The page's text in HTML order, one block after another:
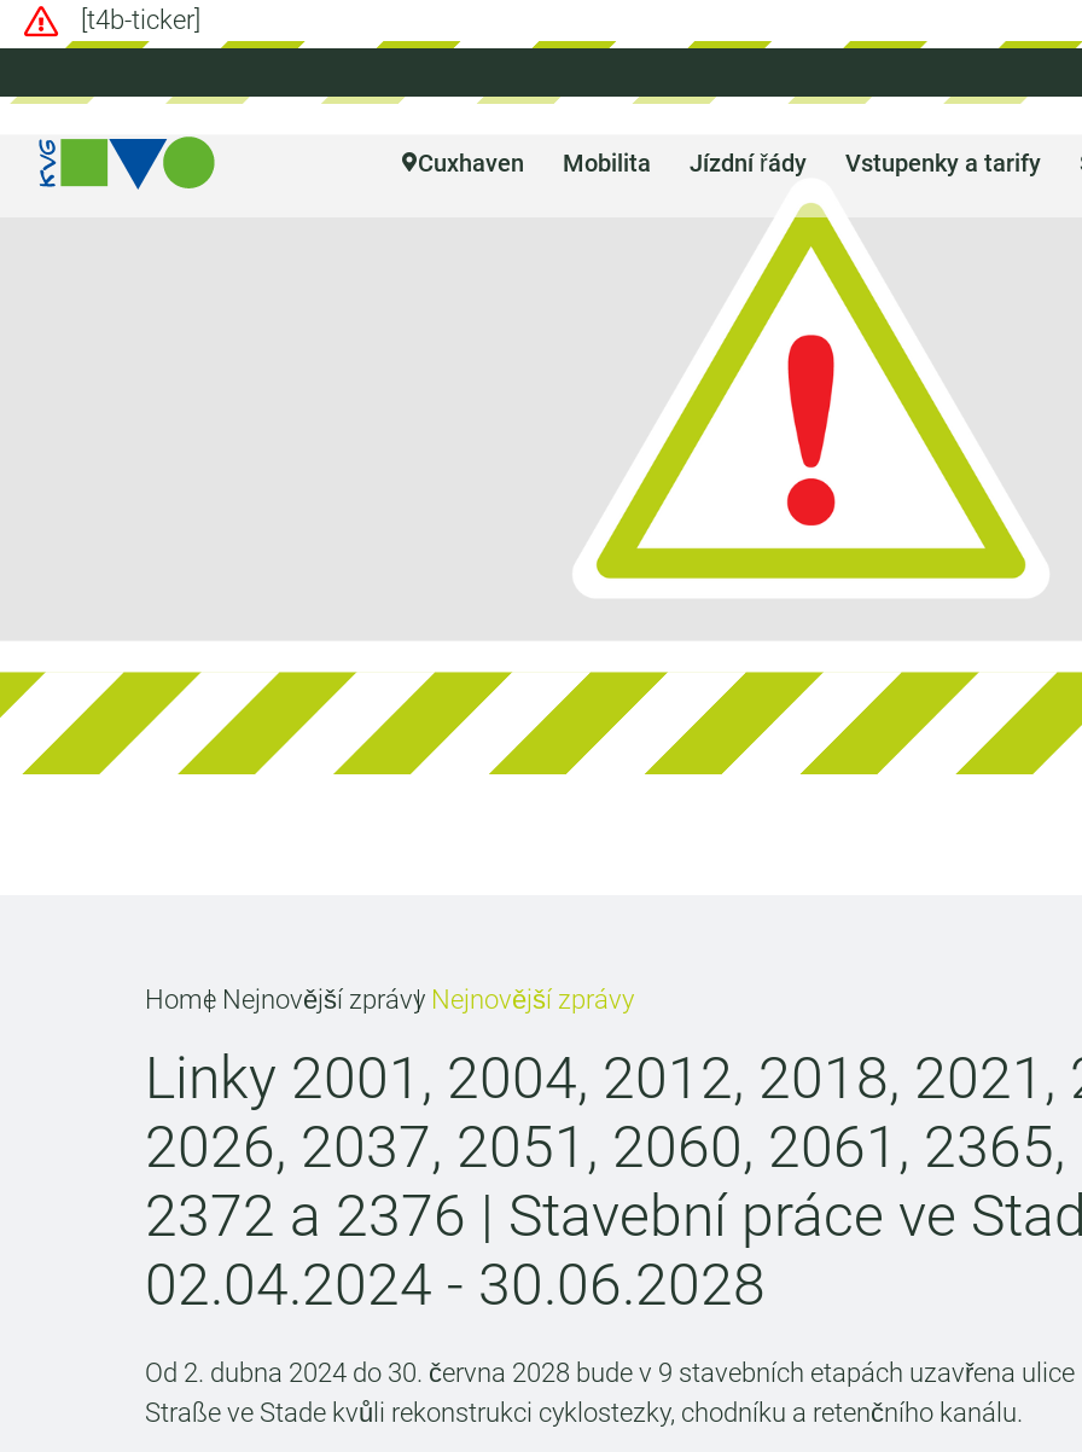
[t4b-ticker]
Cuxhaven Mobilita Jízdní řády Vstupenky a tarify
Home Nejnovější zprávy Nejnovější zprávy
Linky 2001, 2004, 2012, 2018, 2021,
2026, 2037, 2051, 2060, 2061, 2365,
2372 a 2376 | Stavební práce ve
02.04.2024 - 30.06.2028
Od 2. dubna 2024 do 30. června 2028 bude v 9 stavebních etapách uzavřena
Straße ve Stade kvůli rekonstrukci cyklostezky, chodníku a retenčního kanálu.